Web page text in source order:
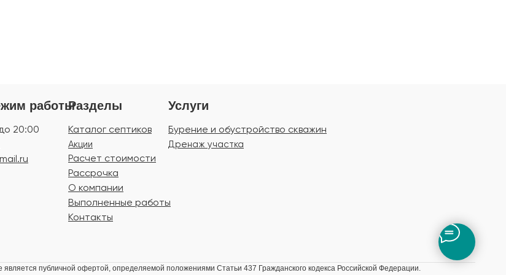
работы
20:00
Разделы
Каталог септиков
Акции
Расчет стоимости
Рассрочка
О компании
Выполненные работы
Контакты
Услуги
Бурение и обустройство скважин
Дренаж участка
публичной офертой, определяемой положениями Статьи 437 Гражданского кодекса Российской Федерации.